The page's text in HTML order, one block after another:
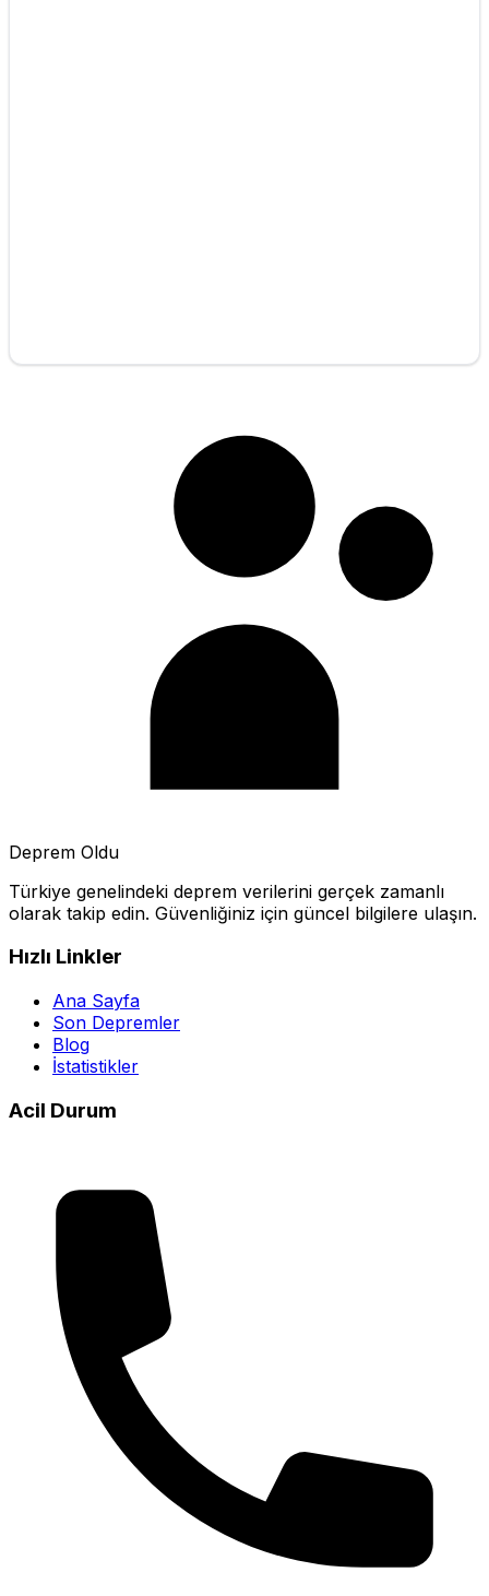
Deprem Oldu
Türkiye genelindeki deprem verilerini gerçek zamanlı
olarak takip edin. Güvenliğiniz için güncel bilgilere ulaşın.
Hızlı Linkler
Ana Sayfa
Son Depremler
Blog
İstatistikler
Acil Durum